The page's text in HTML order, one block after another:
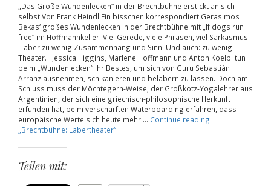
„Das Große Wundenlecken“ in der Brechtbühne erstickt an sich
selbst Von Frank Heindl Ein bisschen korrespondiert Gerasimos
Bekas‘ großes Wundenlecken in der Brechtbühne mit „If dogs run
free“ im Hoffmannkeller: Viel Gerede, viele Phrasen, viel Sarkasmus
– aber zu wenig Zusammenhang und Sinn. Und auch: zu wenig
Theater. Jessica Higgins, Marlene Hoffmann und Anton Koelbl tun
beim „Wundenlecken“ ihr Bestes, um sich von Guru Sebastián
Arranz ausnehmen, schikanieren und belabern zu lassen. Doch am
Schluss muss der Möchtegern-Weise, der Großkotz-Yogalehrer aus
Argentinien, der sich eine griechisch-philosophische Herkunft
erfunden hat, beim verschärften Waterboarding erfahren, dass
europäische Werte sich heute mehr … Continue reading
„Brechtbühne: Labertheater“
Teilen mit: